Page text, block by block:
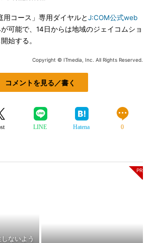
コース」専用ダイヤルとJ:COM公式web
可能で、14日からは地域のジェイコムショ
始する。
Copyright © ITmedia, Inc. All Rights Reserved.
コメントを見る／書く
LINE Hatena 0
しないよう